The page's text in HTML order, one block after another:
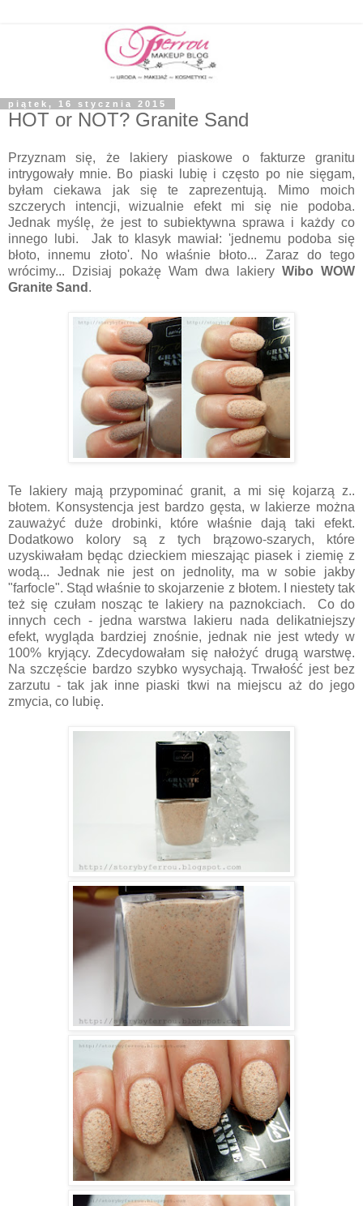
piątek, 16 stycznia 2015
HOT or NOT? Granite Sand
Przyznam się, że lakiery piaskowe o fakturze granitu
intrygowały mnie. Bo piaski lubię i często po nie sięgam,
byłam ciekawa jak się te zaprezentują. Mimo moich
szczerych intencji, wizualnie efekt mi się nie podoba.
Jednak myślę, że jest to subiektywna sprawa i każdy co
innego lubi. Jak to klasyk mawiał: 'jednemu podoba się
błoto, innemu złoto'. No właśnie błoto... Zaraz do tego
wrócimy... Dzisiaj pokażę Wam dwa lakiery Wibo WOW
Granite Sand .
Te lakiery mają przypominać granit, a mi się kojarzą z..
błotem. Konsystencja jest bardzo gęsta, w lakierze można
zauważyć duże drobinki, które właśnie dają taki efekt.
Dodatkowo kolory są z tych brązowo-szarych, które
uzyskiwałam będąc dzieckiem mieszając piasek i ziemię z
wodą... Jednak nie jest on jednolity, ma w sobie jakby
"farfocle". Stąd właśnie to skojarzenie z błotem. I niestety tak
też się czułam nosząc te lakiery na paznokciach. Co do
innych cech - jedna warstwa lakieru nada delikatniejszy
efekt, wygląda bardziej znośnie, jednak nie jest wtedy w
100% kryjący. Zdecydowałam się nałożyć drugą warstwę.
Na szczęście bardzo szybko wysychają. Trwałość jest bez
zarzutu - tak jak inne piaski tkwi na miejscu aż do jego
zmycia, co lubię.